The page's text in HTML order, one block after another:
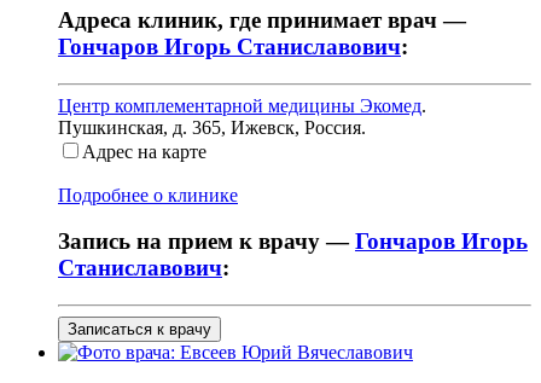
Адреса клиник, где принимает врач —
Гончаров Игорь Станиславович:
Центр комплементарной медицины Экомед.
Пушкинская, д. 365, Ижевск, Россия.
Адрес на карте
Подробнее о клинике
Запись на прием к врачу —Гончаров Игорь
Станиславович:
Записаться к врачу